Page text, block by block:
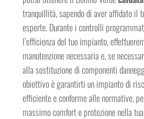
tranquillità, sapendo di aver affidato il
esperte. Durante i controlli
l’efficienza del tuo impianto,
manutenzione necessaria e, se
alla sostituzione di componenti
obiettivo è garantirti un impianto di
efficiente e conforme alle normative,
massimo comfort e protezione nella